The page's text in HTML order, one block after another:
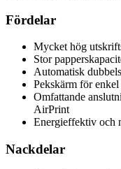
Fördelar
Mycket hög
Stor
Automatisk
Pekskärm för
Omfattande
AirPrint
Energieffektiv och
Nackdelar